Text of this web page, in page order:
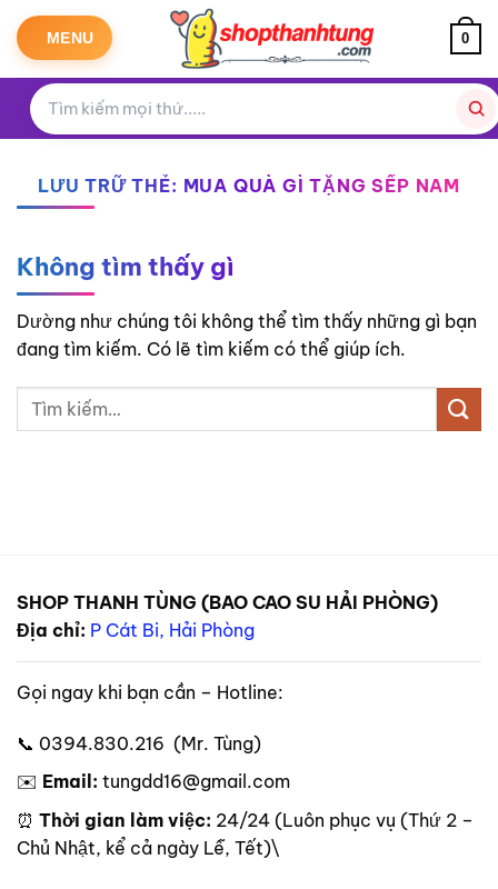
qua
dung
MENU 0
LƯU TRỮ THẺ: MUA QUÀ GÌ TẶNG SẾP NAM
Không tìm thấy gì
Dường như chúng tôi không thể tìm thấy những gì bạn
đang tìm kiếm. Có lẽ tìm kiếm có thể giúp ích.
SHOP THANH TÙNG (BAO CAO SU HẢI PHÒNG)
Địa chỉ: P Cát Bi, Hải Phòng
Gọi ngay khi bạn cần – Hotline:
📞 0394.830.216 (Mr. Tùng)
✉️ Email: tungdd16@gmail.com
⏰ Thời gian làm việc: 24/24 (Luôn phục vụ (Thứ 2 –
Chủ Nhật, kể cả ngày Lễ, Tết)\